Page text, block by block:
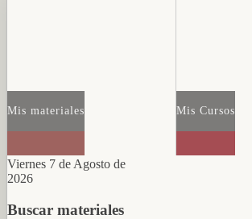
Mis materiales Mis Cursos
Viernes 7 de Agosto de
2026
Buscar materiales